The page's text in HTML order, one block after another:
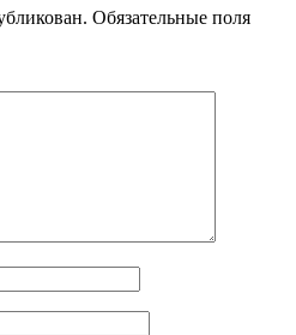
Обязательные поля